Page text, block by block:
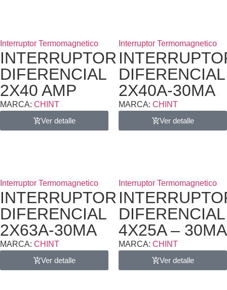
Interruptor Termomagnetico
INTERRUPTOR
DIFERENCIAL
2X40 AMP
MARCA: CHINT
Ver detalle
Interruptor Termomagnetico
DIFERENCIAL
2X40A-30MA
MARCA: CHINT
Ver detalle
Interruptor Termomagnetico
INTERRUPTOR
DIFERENCIAL
2X63A-30MA
MARCA: CHINT
Ver detalle
Interruptor Termomagnetico
DIFERENCIAL
4X25A – 30MA
MARCA: CHINT
Ver detalle